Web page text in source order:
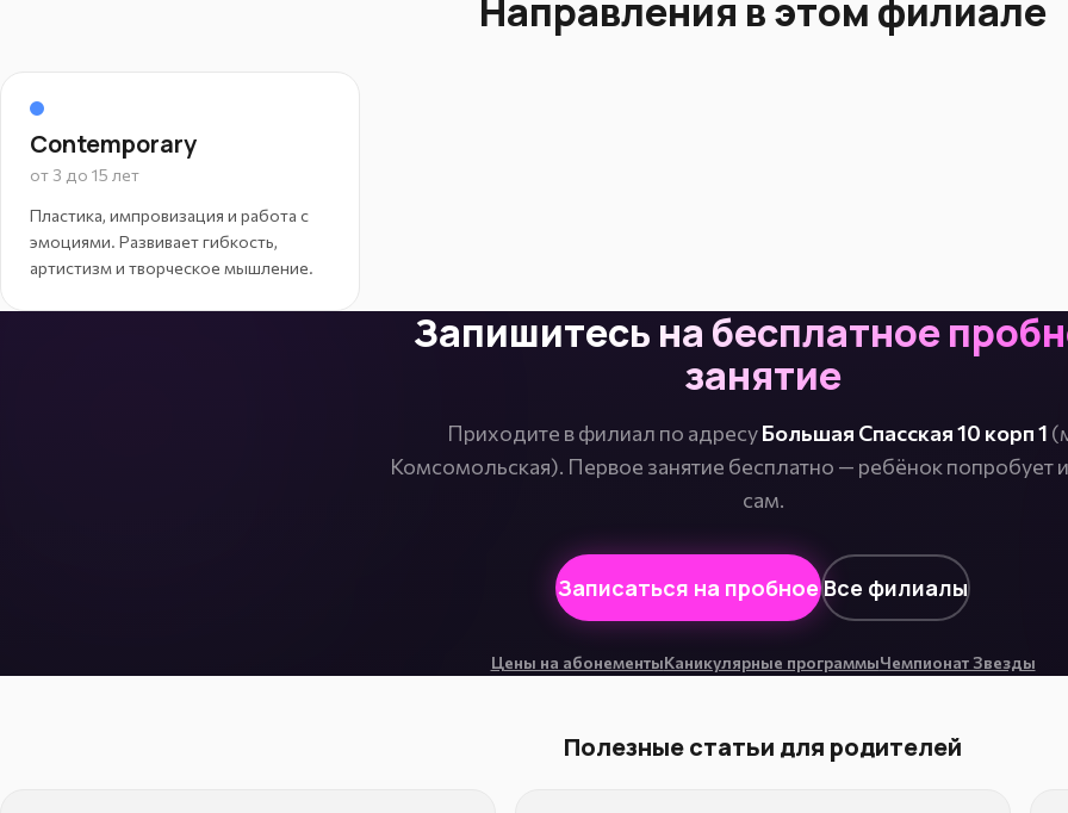
Направления в этом филиале
Contemporary
от 3 до 15 лет
Пластика, импровизация и работа с
эмоциями. Развивает гибкость,
артистизм и творческое мышление.
Запишитесь на бесплатное
занятие
Приходите в филиал по адресуБольшая Спасская 10 корп 1
Комсомольская). Первое занятие бесплатно — ребёнок попробует
сам.
Записаться на пробное Все филиалы
Цены на абонементыКаникулярные программыЧемпионат Звезды
Полезные статьи для родителей